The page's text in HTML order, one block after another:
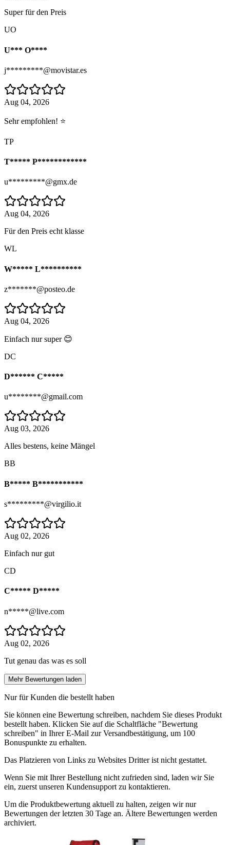
Super für den Preis
UO
U*** O****
j*********@movistar.es
Aug 04, 2026
Sehr empfohlen! ⭐
TP
T***** P************
u*********@gmx.de
Aug 04, 2026
Für den Preis echt klasse
WL
W***** L**********
z*******@posteo.de
Aug 04, 2026
Einfach nur super 😊
DC
D****** C*****
u********@gmail.com
Aug 03, 2026
Alles bestens, keine Mängel
BB
B***** B***********
s*********@virgilio.it
Aug 02, 2026
Einfach nur gut
CD
C***** D*****
n*****@live.com
Aug 02, 2026
Tut genau das was es soll
Mehr Bewertungen laden
Nur für Kunden die bestellt haben
Sie können eine Bewertung schreiben, nachdem Sie dieses Produkt
bestellt haben. Klicken Sie auf die Schaltfläche "Bewertung
schreiben" in Ihrer E-Mail zur Versandbestätigung, um 100
Bonuspunkte zu erhalten.
Das Platzieren von Links zu Websites Dritter ist nicht gestattet.
Wenn Sie mit Ihrer Bestellung nicht zufrieden sind, laden wir Sie
ein, zuerst unseren Kundensupport zu kontaktieren.
Um die Produktbewertung aktuell zu halten, zeigen wir nur
Bewertungen der letzten 30 Tage an. Ältere Bewertungen werden
archiviert.